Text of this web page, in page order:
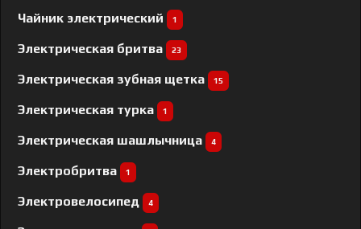
Чайник электрический 1
Электрическая бритва 23
Электрическая зубная щетка 15
Электрическая турка 1
Электрическая шашлычница 4
Электробритва 1
Электровелосипед 4